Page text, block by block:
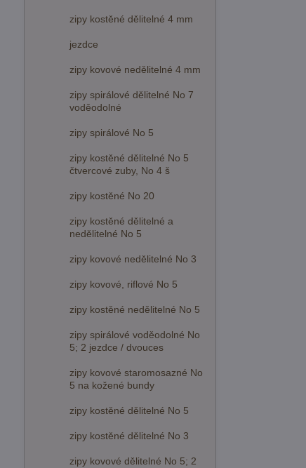
zipy kostěné dělitelné 4 mm
jezdce
zipy kovové nedělitelné 4 mm
zipy spirálové dělitelné No 7
voděodolné
zipy spirálové No 5
zipy kostěné dělitelné No 5
čtvercové zuby, No 4 š
zipy kostěné No 20
zipy kostěné dělitelné a
nedělitelné No 5
zipy kovové nedělitelné No 3
zipy kovové, riflové No 5
zipy kostěné nedělitelné No 5
zipy spirálové voděodolné No
5; 2 jezdce / dvouces
zipy kovové staromosazné No
5 na kožené bundy
zipy kostěné dělitelné No 5
zipy kostěné dělitelné No 3
zipy kovové dělitelné No 5; 2